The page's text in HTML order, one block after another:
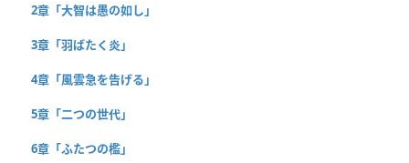
2章「大智は愚の如し」
3章「羽ばたく炎」
4章「風雲急を告げる」
5章「二つの世代」
6章「ふたつの檻」